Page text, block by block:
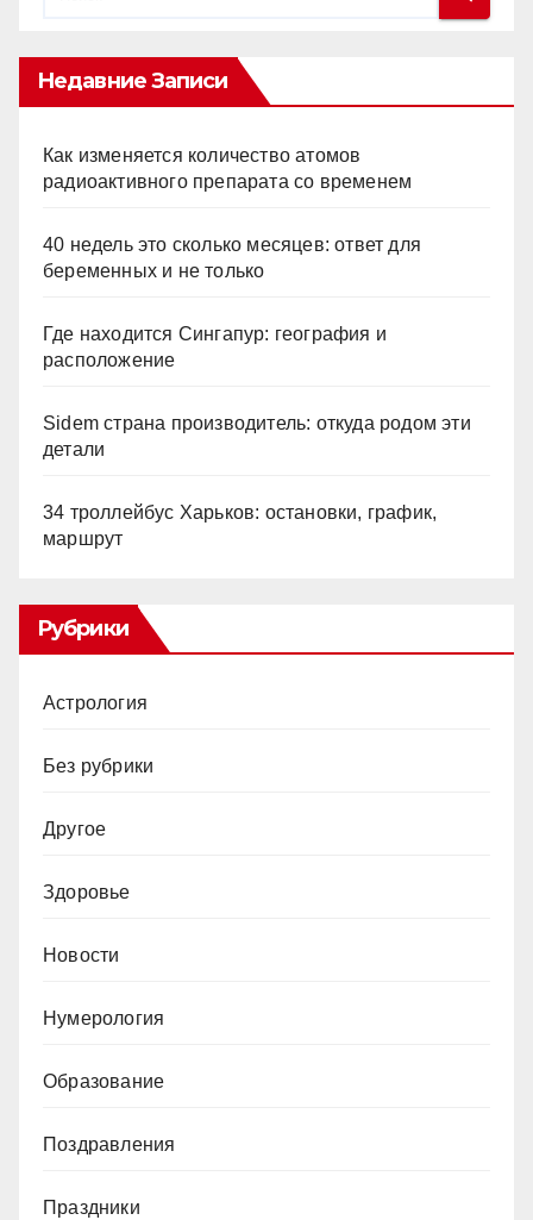
Недавние Записи
Как изменяется количество атомов
радиоактивного препарата со временем
40 недель это сколько месяцев: ответ для
беременных и не только
Где находится Сингапур: география и
расположение
Sidem страна производитель: откуда родом эти
детали
34 троллейбус Харьков: остановки, график,
маршрут
Рубрики
Астрология
Без рубрики
Другое
Здоровье
Новости
Нумерология
Образование
Поздравления
Праздники